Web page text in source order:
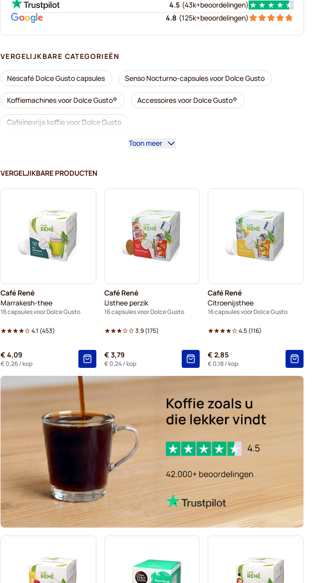
4.5 (43k+beoordelingen)
4.8 (125k+beoordelingen)
VERGELIJKBARE CATEGORIEËN
Nescafé Dolce Gusto capsules Senso Nocturno-capsules voor Dolce Gusto
Koffiemachines voor Dolce Gusto® Accessoires voor Dolce Gusto®
Cafeïnevrije koffie voor Dolce Gusto
Ontkalkings- en reinigingsproducten voor Dolce Gusto
Café René-koffiecapsules voor Dolce Gusto
Dolce Vita-koffiecapsules voor Dolce Gusto Capsules voor Dolce Gusto®
Gimoka-koffiecapsules voor Dolce Gusto Voor Dolce Gusto®
Starbucks®-koffiecapsules voor Dolce Gusto
Starbucks® Grande-koffiecapsules voor Dolce Gusto
Toon meer
VERGELJIKBARE PRODUCTEN
Café René
Marrakesh-thee
16 capsules voor Dolce Gusto
4.1 (453)
€ 4,09
€ 0,26/ kop
Café René
IJsthee perzik
16 capsules voor Dolce Gusto
3.9(175)
€ 3,79
€ 0,24/ kop
Café René
Citroenijsthee
16 capsules voor Dolce Gusto
4.5(116)
€ 2,85
€ 0,18/ kop